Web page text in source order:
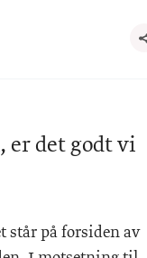
er det godt vi
står på forsiden av